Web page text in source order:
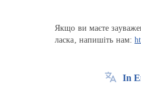
Якщо ви маєте
ласка, напишіть нам:
In